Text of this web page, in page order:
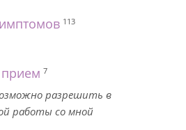
113
7
разрешить в
работы со мной